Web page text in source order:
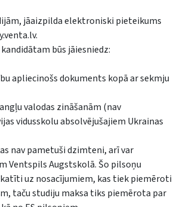
jāaizpilda elektroniski pieteikums
.
būs jāiesniedz:
apliecinošs dokuments kopā ar sekmju
valodas zināšanām (nav
vidusskolu absolvējušajiem Ukrainas
nav pametuši dzimteni, arī var
Ventspils Augstskolā. Šo pilsoņu
uz nosacījumiem, kas tiek piemēroti
taču studiju maksa tiks piemērota par